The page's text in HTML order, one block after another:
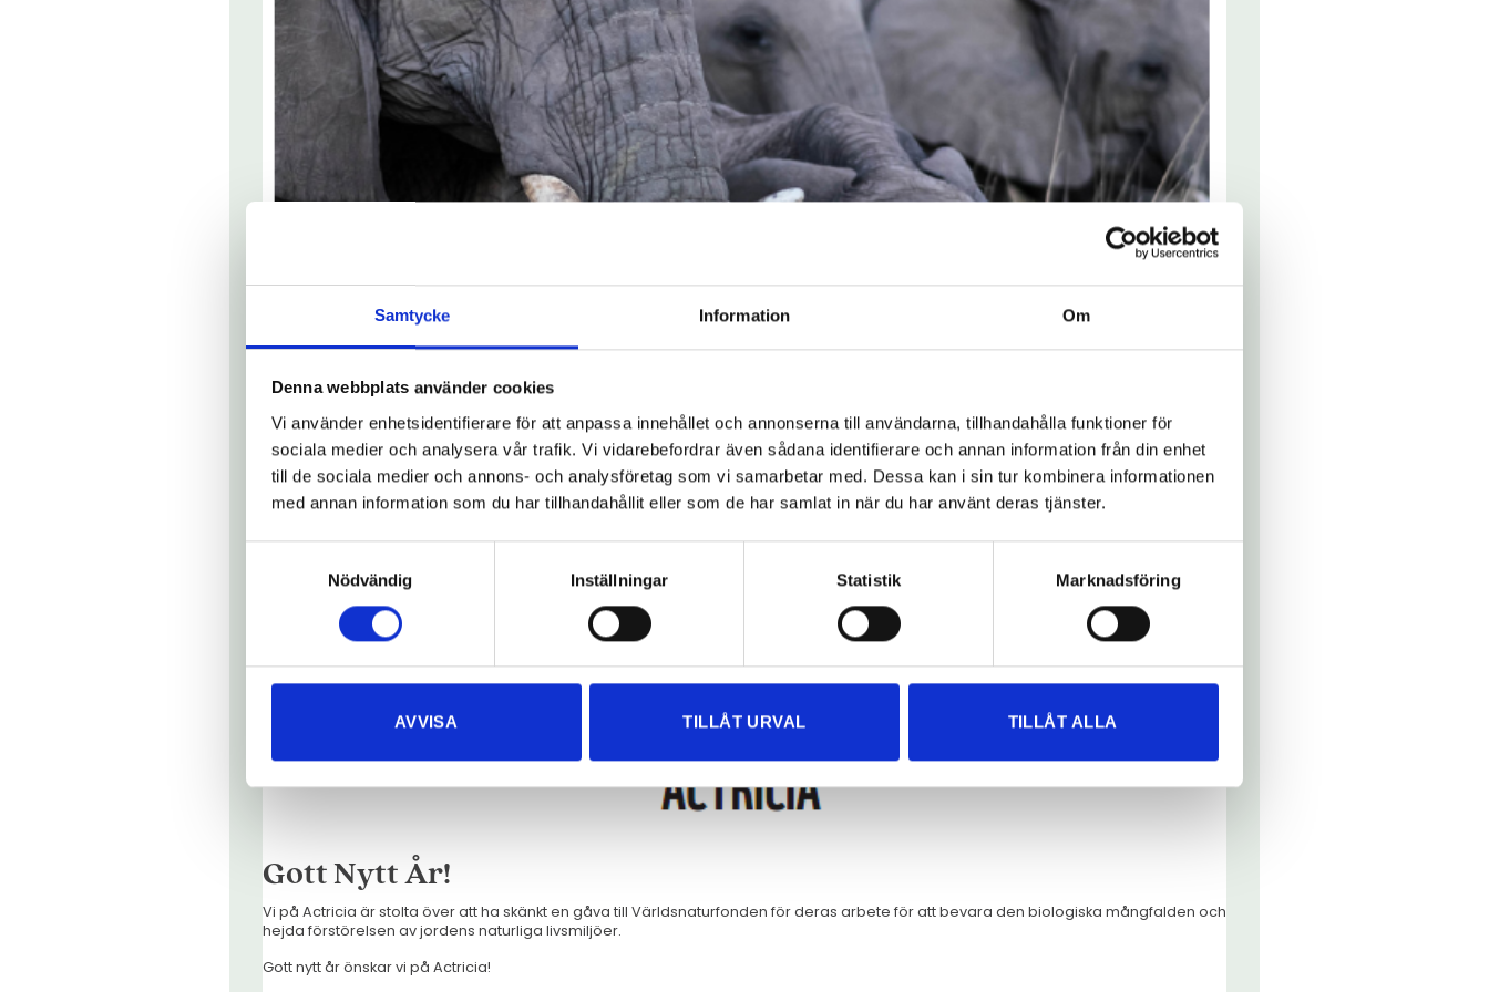
Samtycke Information Om
Denna webbplats använder cookies
Vi använder enhetsidentifierare för att anpassa innehållet och annonserna till användarna, tillhandahålla funktioner för
sociala medier och analysera vår trafik. Vi vidarebefordrar även sådana identifierare och annan information från din enhet
till de sociala medier och annons- och analysföretag som vi samarbetar med. Dessa kan i sin tur kombinera informationen
med annan information som du har tillhandahållit eller som de har samlat in när du har använt deras tjänster.
Nödvändig
Inställningar Statistik Marknadsföring
AVVISA TILLÅT URVAL TILLÅT ALLA
Gott Nytt År!
Vi på Actricia är stolta över att ha skänkt en gåva till Världsnaturfonden för deras arbete för att bevara den biologiska mångfalden och
hejda förstörelsen av jordens naturliga livsmiljöer.
Gott nytt år önskar vi på Actricia!